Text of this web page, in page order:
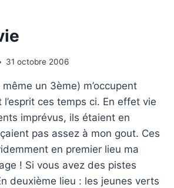
31 octobre 2006
un 3ème) m’occupent
ces temps ci. En effet vie
imprévus, ils étaient en
pas assez à mon gout. Ces
en premier lieu ma
! Si vous avez des pistes
deuxième lieu : les jeunes verts